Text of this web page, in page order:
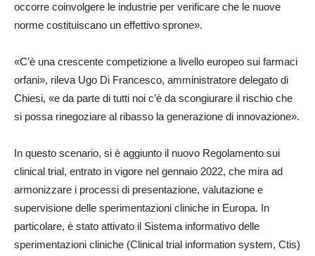
occorre coinvolgere le industrie per verificare che le nuove
norme costituiscano un effettivo sprone».
«C’è una crescente competizione a livello europeo sui farmaci
orfani», rileva Ugo Di Francesco, amministratore delegato di
Chiesi, «e da parte di tutti noi c’è da scongiurare il rischio che
si possa rinegoziare al ribasso la generazione di innovazione».
In questo scenario, si è aggiunto il nuovo Regolamento sui
clinical trial, entrato in vigore nel gennaio 2022, che mira ad
armonizzare i processi di presentazione, valutazione e
supervisione delle sperimentazioni cliniche in Europa. In
particolare, è stato attivato il Sistema informativo delle
sperimentazioni cliniche (Clinical trial information system, Ctis)